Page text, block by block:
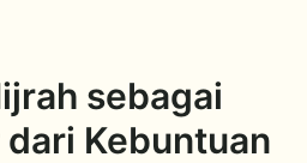
sebagai
Kebuntuan